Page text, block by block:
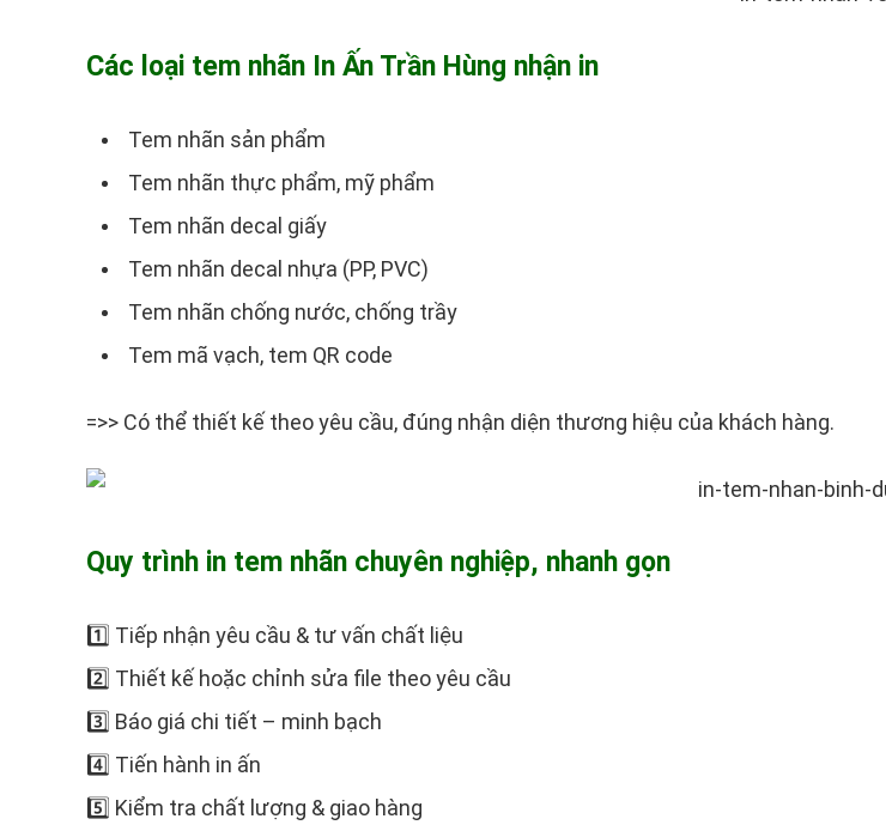
Các loại tem nhãn In Ấn Trần Hùng nhận in
Tem nhãn sản phẩm
Tem nhãn thực phẩm, mỹ phẩm
Tem nhãn decal giấy
Tem nhãn decal nhựa (PP, PVC)
Tem nhãn chống nước, chống trầy
Tem mã vạch, tem QR code
=>> Có thể thiết kế theo yêu cầu, đúng nhận diện thương hiệu của khách hàng.
Quy trình in tem nhãn chuyên nghiệp, nhanh gọn
1️⃣ Tiếp nhận yêu cầu & tư vấn chất liệu
2️⃣ Thiết kế hoặc chỉnh sửa file theo yêu cầu
3️⃣ Báo giá chi tiết – minh bạch
4️⃣ Tiến hành in ấn
5️⃣ Kiểm tra chất lượng & giao hàng